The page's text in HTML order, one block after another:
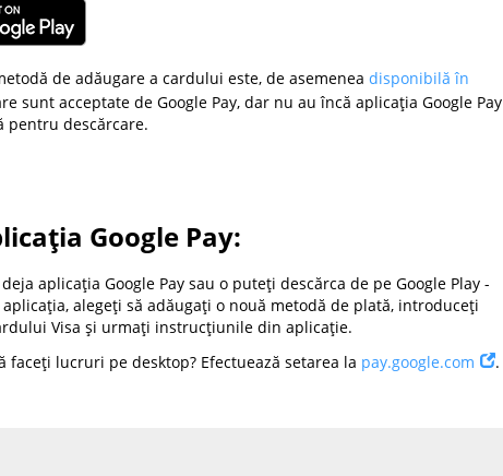
de adăugare a cardului este, de asemenea disponibilă în
sunt acceptate de Google Pay, dar nu au încă aplicația Google Pay
pentru descărcare.
Google Pay:
aplicația Google Pay sau o puteți descărca de pe Google Play -
alegeți să adăugați o nouă metodă de plată, introduceți
Visa și urmați instrucțiunile din aplicație.
faceți lucruri pe desktop? Efectuează setarea la pay.google.com .